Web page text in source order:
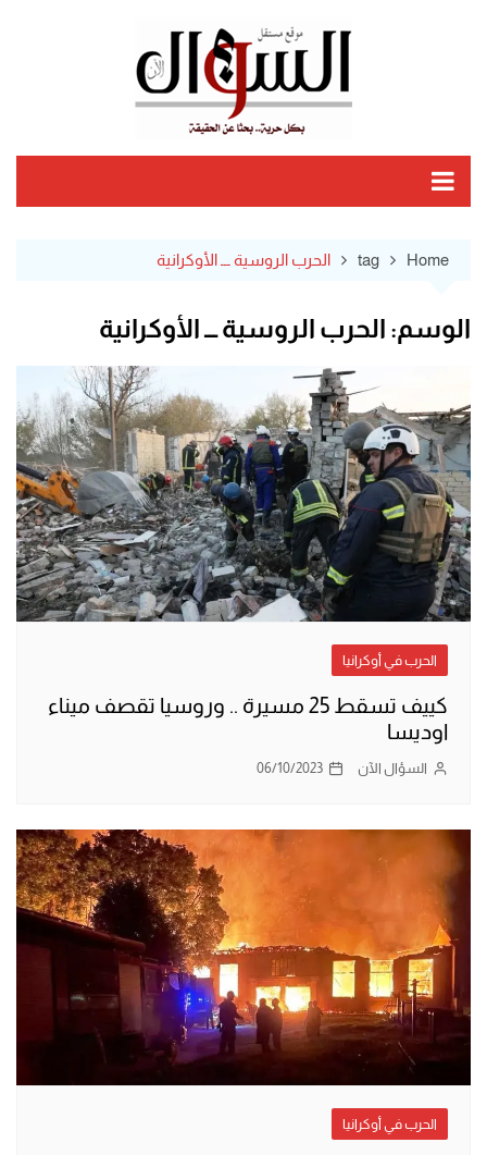
Home
tag الحرب الروسية ـــ الأوكرانية
الوسم: الحرب الروسية ـــ الأوكرانية
الحرب في أوكرانيا
كييف تسقط 25 مسيرة .. وروسيا تقصف ميناء
اوديسا
السؤال الآن 06/10/2023
الحرب في أوكرانيا